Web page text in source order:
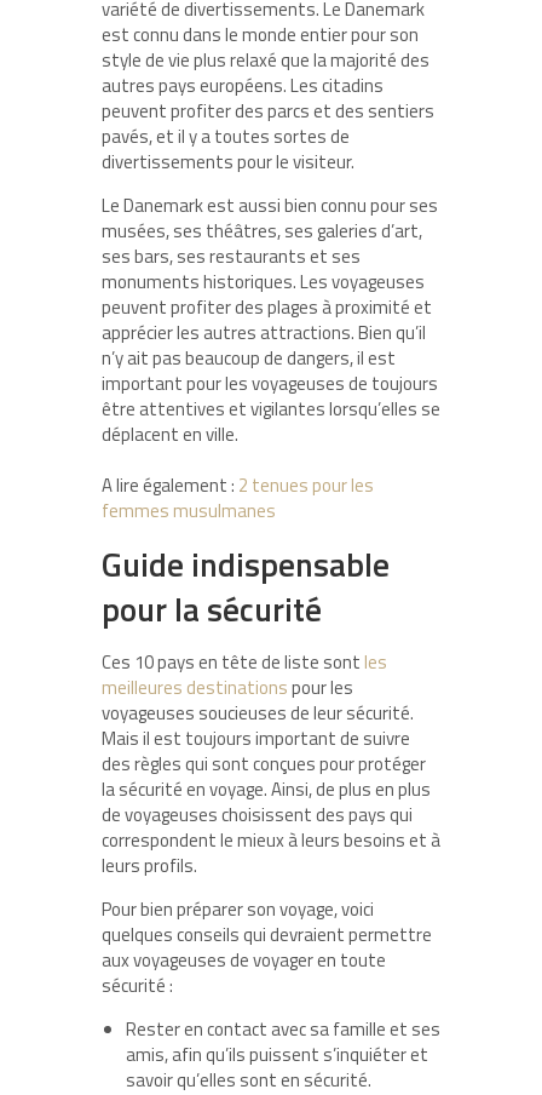
variété de divertissements. Le Danemark
est connu dans le monde entier pour son
style de vie plus relaxé que la majorité des
autres pays européens. Les citadins
peuvent profiter des parcs et des sentiers
pavés, et il y a toutes sortes de
divertissements pour le visiteur.
Le Danemark est aussi bien connu pour ses
musées, ses théâtres, ses galeries d’art,
ses bars, ses restaurants et ses
monuments historiques. Les voyageuses
peuvent profiter des plages à proximité et
apprécier les autres attractions. Bien qu’il
n’y ait pas beaucoup de dangers, il est
important pour les voyageuses de toujours
être attentives et vigilantes lorsqu’elles se
déplacent en ville.
A lire également : 2 tenues pour les
femmes musulmanes
Guide indispensable
pour la sécurité
Ces 10 pays en tête de liste sont les
meilleures destinationspour les
voyageuses soucieuses de leur sécurité.
Mais il est toujours important de suivre
des règles qui sont conçues pour protéger
la sécurité en voyage. Ainsi, de plus en plus
de voyageuses choisissent des pays qui
correspondent le mieux à leurs besoins et à
leurs profils.
Pour bien préparer son voyage, voici
quelques conseils qui devraient permettre
aux voyageuses de voyager en toute
sécurité :
Rester en contact avec sa famille et ses
amis, afin qu’ils puissent s’inquiéter et
savoir qu’elles sont en sécurité.